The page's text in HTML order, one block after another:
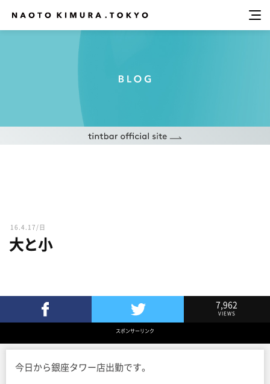
16.4.17/日
大と小
Twitterでツイート
7,962
VIEWS
スポンサーリンク
今日から銀座タワー店出勤です。